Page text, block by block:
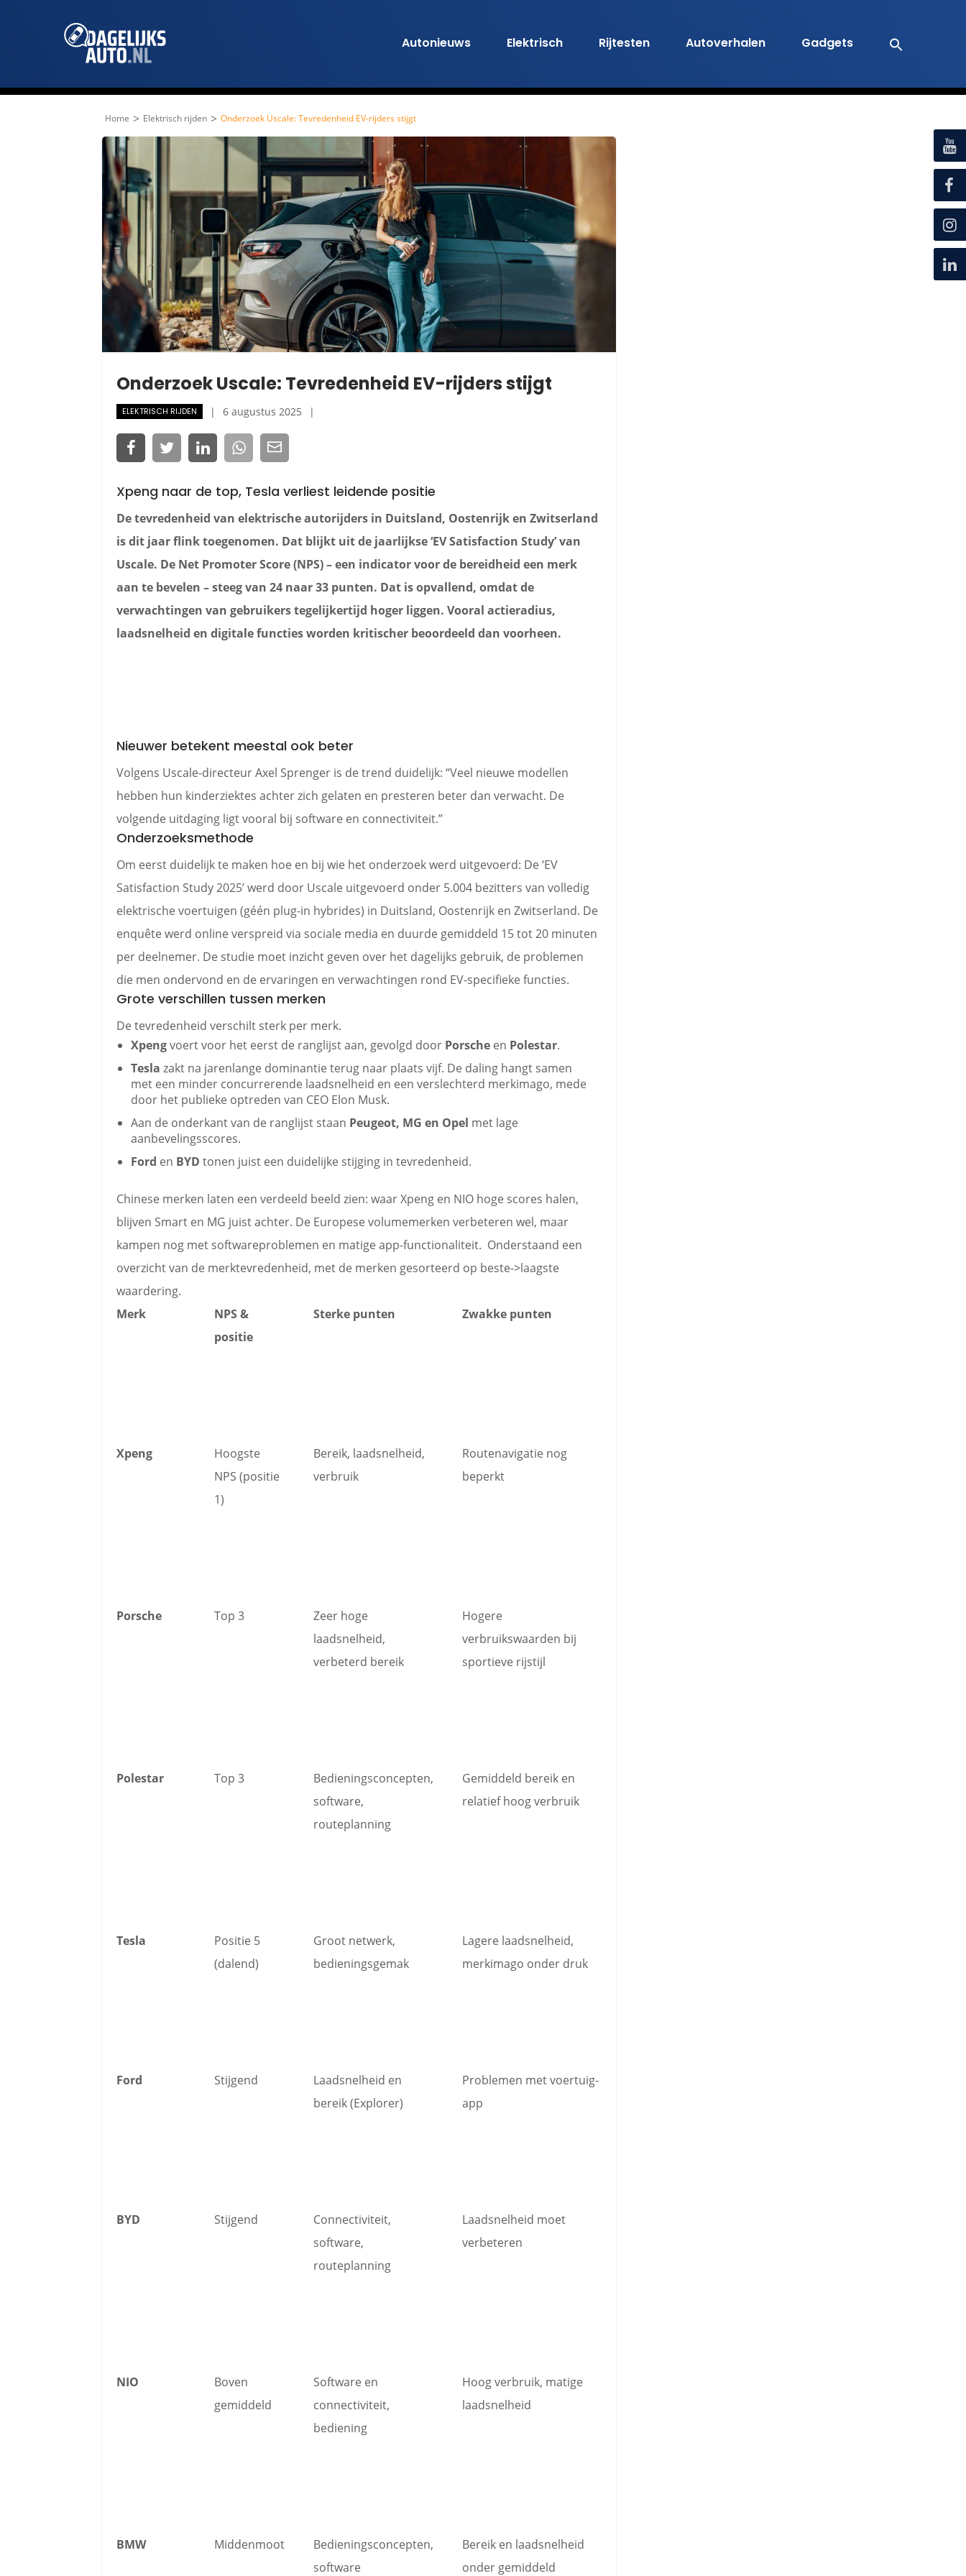
Autonieuws Elektrisch Rijtesten Autoverhalen Gadgets
Home > Elektrisch rijden > Onderzoek Uscale: Tevredenheid EV-rijders stijgt
Onderzoek Uscale: Tevredenheid EV-rijders stijgt
ELEKTRISCH RIJDEN 6 augustus 2025
Xpeng naar de top, Tesla verliest leidende positie
De tevredenheid van elektrische autorijders in Duitsland, Oostenrijk en Zwitserland
is dit jaar flink toegenomen. Dat blijkt uit de jaarlijkse ‘EV Satisfaction Study’ van
Uscale. De Net Promoter Score (NPS) – een indicator voor de bereidheid een merk
aan te bevelen – steeg van 24 naar 33 punten. Dat is opvallend, omdat de
verwachtingen van gebruikers tegelijkertijd hoger liggen. Vooral actieradius,
laadsnelheid en digitale functies worden kritischer beoordeeld dan voorheen.
Nieuwer betekent meestal ook beter
Volgens Uscale-directeur Axel Sprenger is de trend duidelijk: “Veel nieuwe modellen
hebben hun kinderziektes achter zich gelaten en presteren beter dan verwacht. De
volgende uitdaging ligt vooral bij software en connectiviteit.”
Onderzoeksmethode
Om eerst duidelijk te maken hoe en bij wie het onderzoek werd uitgevoerd: De ‘EV
Satisfaction Study 2025’ werd door Uscale uitgevoerd onder 5.004 bezitters van volledig
elektrische voertuigen (géén plug-in hybrides) in Duitsland, Oostenrijk en Zwitserland. De
enquête werd online verspreid via sociale media en duurde gemiddeld 15 tot 20 minuten
per deelnemer. De studie moet inzicht geven over het dagelijks gebruik, de problemen
die men ondervond en de ervaringen en verwachtingen rond EV-specifieke functies.
Grote verschillen tussen merken
De tevredenheid verschilt sterk per merk.
Xpengvoert voor het eerst de ranglijst aan, gevolgd door Porsche en Polestar.
Tesla zakt na jarenlange dominantie terug naar plaats vijf. De daling hangt samen
met een minder concurrerende laadsnelheid en een verslechterd merkimago, mede
door het publieke optreden van CEO Elon Musk.
Aan de onderkant van de ranglijst staan Peugeot, MG en Opel met lage
aanbevelingsscores.
Ford en BYD tonen juist een duidelijke stijging in tevredenheid.
Chinese merken laten een verdeeld beeld zien: waar Xpeng en NIO hoge scores halen,
blijven Smart en MG juist achter. De Europese volumemerken verbeteren wel, maar
kampen nog met softwareproblemen en matige app-functionaliteit. Onderstaand een
overzicht van de merktevredenheid, met de merken gesorteerd op beste->laagste
waardering.
Merk
NPS &
positie
Sterke punten Zwakke punten
Xpeng
Hoogste
NPS (positie
1)
Bereik, laadsnelheid,
verbruik
Routenavigatie nog
beperkt
Porsche Top 3
Zeer hoge
laadsnelheid,
verbeterd bereik
Hogere
verbruikswaarden bij
sportieve rijstijl
Polestar Top 3
Bedieningsconcepten,
software,
routeplanning
Gemiddeld bereik en
relatief hoog verbruik
Tesla
Positie 5
(dalend)
Groot netwerk,
bedieningsgemak
Lagere laadsnelheid,
merkimago onder druk
Ford Stijgend
Laadsnelheid en
bereik (Explorer)
Problemen met voertuig-
app
BYD Stijgend
Connectiviteit,
software,
routeplanning
Laadsnelheid moet
verbeteren
NIO
Boven
gemiddeld
Software en
connectiviteit,
bediening
Hoog verbruik, matige
laadsnelheid
BMW Middenmoot
Bedieningsconcepten,
software
Bereik en laadsnelheid
onder gemiddeld